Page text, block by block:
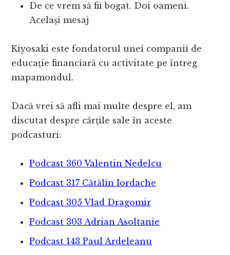
De ce vrem să fii bogat. Doi oameni.
Același mesaj
Kiyosaki este fondatorul unei companii de
educație financiară cu activitate pe întreg
mapamondul.
Dacă vrei să afli mai multe despre el, am
discutat despre cărțile sale în aceste
podcasturi:
Podcast 360 Valentin Nedelcu
Podcast 317 Cătălin Iordache
Podcast 305 Vlad Dragomir
Podcast 303 Adrian Asoltanie
Podcast 143 Paul Ardeleanu